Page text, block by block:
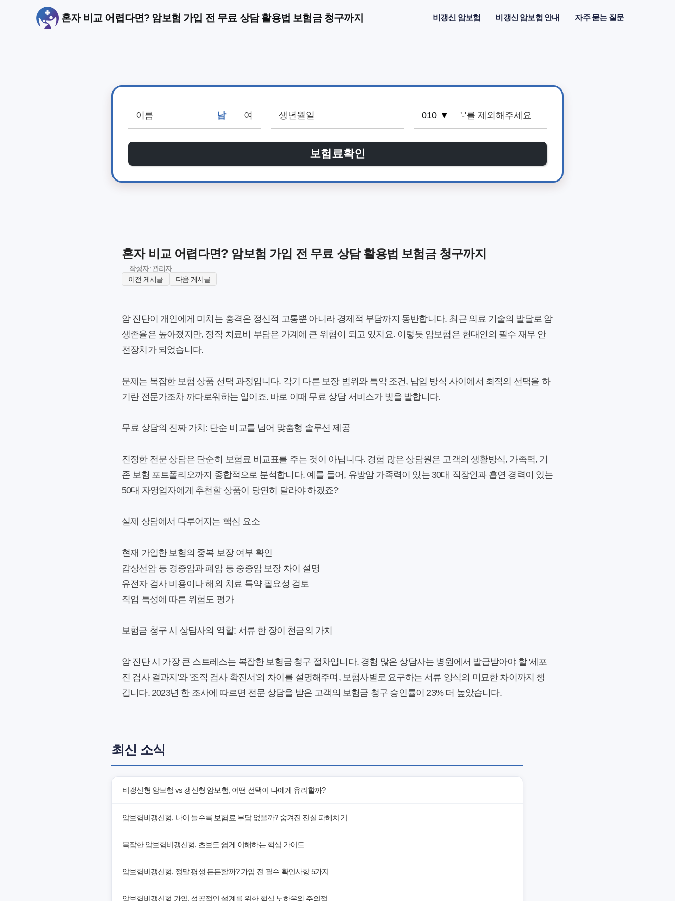
혼자 비교 어렵다면? 암보험 가입 전 무료 상담 활용법 보험금 청구까지 비갱신 암보험 비갱신 암보험 안내 자주 묻는 질문
남 여
보험료확인
혼자 비교 어렵다면? 암보험 가입 전 무료 상담 활용법 보험금 청구까지
작성자: 관리자
이전 게시글
다음 게시글
암 진단이 개인에게 미치는 충격은 정신적 고통뿐 아니라 경제적 부담까지 동반합니다. 최근 의료 기술의 발달로 암
생존율은 높아졌지만, 정작 치료비 부담은 가계에 큰 위협이 되고 있지요. 이렇듯 암보험은 현대인의 필수 재무 안
전장치가 되었습니다.
문제는 복잡한 보험 상품 선택 과정입니다. 각기 다른 보장 범위와 특약 조건, 납입 방식 사이에서 최적의 선택을 하
기란 전문가조차 까다로워하는 일이죠. 바로 이때 무료 상담 서비스가 빛을 발합니다.
무료 상담의 진짜 가치: 단순 비교를 넘어 맞춤형 솔루션 제공
진정한 전문 상담은 단순히 보험료 비교표를 주는 것이 아닙니다. 경험 많은 상담원은 고객의 생활방식, 가족력, 기
존 보험 포트폴리오까지 종합적으로 분석합니다. 예를 들어, 유방암 가족력이 있는 30대 직장인과 흡연 경력이 있는
50대 자영업자에게 추천할 상품이 당연히 달라야 하겠죠?
실제 상담에서 다루어지는 핵심 요소
현재 가입한 보험의 중복 보장 여부 확인
갑상선암 등 경증암과 폐암 등 중증암 보장 차이 설명
유전자 검사 비용이나 해외 치료 특약 필요성 검토
직업 특성에 따른 위험도 평가
보험금 청구 시 상담사의 역할: 서류 한 장이 천금의 가치
암 진단 시 가장 큰 스트레스는 복잡한 보험금 청구 절차입니다. 경험 많은 상담사는 병원에서 발급받아야 할 '세포
진 검사 결과지'와 '조직 검사 확진서'의 차이를 설명해주며, 보험사별로 요구하는 서류 양식의 미묘한 차이까지 챙
깁니다. 2023년 한 조사에 따르면 전문 상담을 받은 고객의 보험금 청구 승인률이 23% 더 높았습니다.
최신 소식
비갱신형 암보험 vs 갱신형 암보험, 어떤 선택이 나에게 유리할까?
암보험비갱신형, 나이 들수록 보험료 부담 없을까? 숨겨진 진실 파헤치기
복잡한 암보험비갱신형, 초보도 쉽게 이해하는 핵심 가이드
암보험비갱신형, 정말 평생 든든할까? 가입 전 필수 확인사항 5가지
암보험비갱신형 가입, 성공적인 설계를 위한 핵심 노하우와 주의점